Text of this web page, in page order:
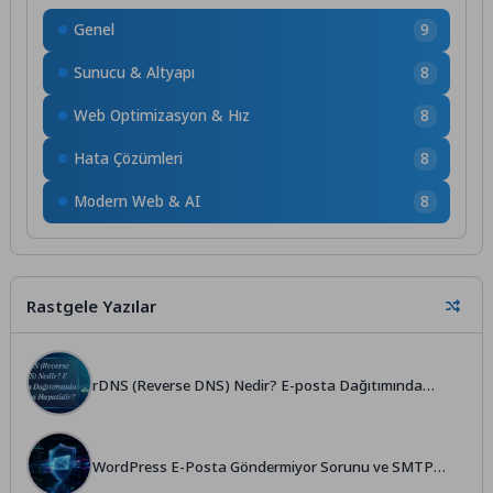
Genel 9
Sunucu & Altyapı 8
Web Optimizasyon & Hız 8
Hata Çözümleri 8
Modern Web & AI 8
Rastgele Yazılar
rDNS (Reverse DNS) Nedir? E-posta Dağıtımında
WordPress E-Posta Göndermiyor Sorunu ve SMTP